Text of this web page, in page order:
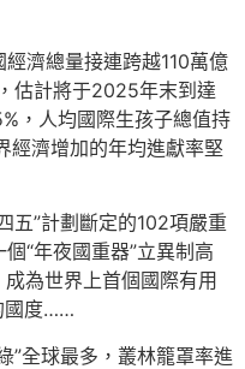
濟總量接連跨越110萬億
估計將于2025年末到達
，人均國際生孩子總值持
經濟增加的年均進獻率堅
”計劃斷定的102項嚴重
“年夜國重器”立異制高
為世界上首個國際有用
國度……
全球最多，叢林籠罩率進